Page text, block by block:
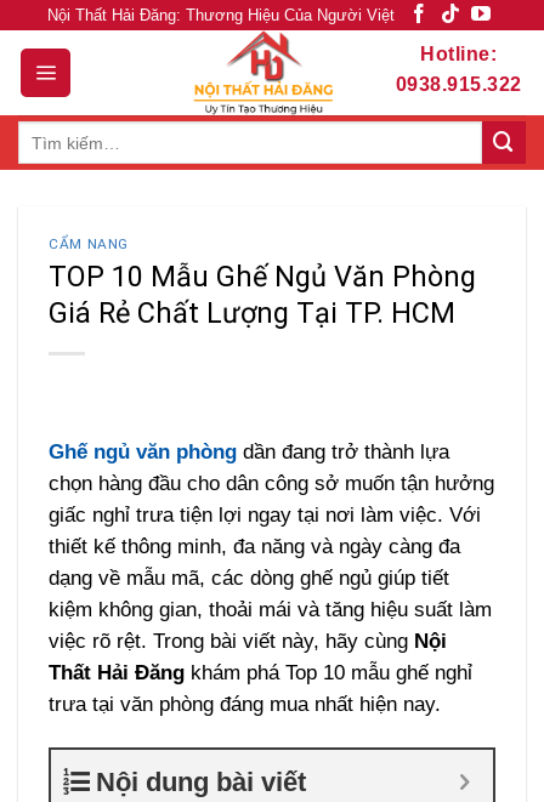
content
Nội Thất Hải Đăng: Thương Hiệu Của Người Việt
Hotline:
0938.915.322
CẨM NANG
TOP 10 Mẫu Ghế Ngủ Văn Phòng
Giá Rẻ Chất Lượng Tại TP. HCM
Ghế ngủ văn phòng dần đang trở thành lựa
chọn hàng đầu cho dân công sở muốn tận hưởng
giấc nghỉ trưa tiện lợi ngay tại nơi làm việc. Với
thiết kế thông minh, đa năng và ngày càng đa
dạng về mẫu mã, các dòng ghế ngủ giúp tiết
kiệm không gian, thoải mái và tăng hiệu suất làm
việc rõ rệt. Trong bài viết này, hãy cùng Nội
Thất Hải Đăng khám phá Top 10 mẫu ghế nghỉ
trưa tại văn phòng đáng mua nhất hiện nay.
Nội dung bài viết